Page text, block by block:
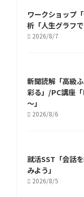
ワークショップ
析「人生グラフ
2026/8/7
新聞読解「高級
彩る」/PC講座
～」
2026/8/6
就活SST「会話
みよう」
2026/8/5